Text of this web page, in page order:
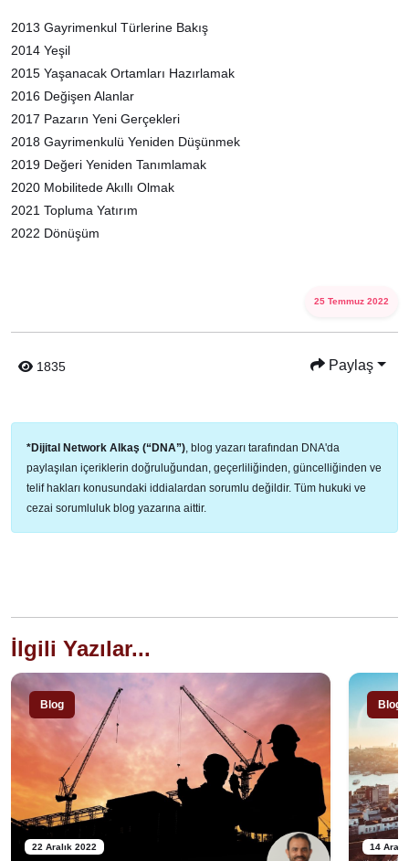
2013 Gayrimenkul Türlerine Bakış
2014 Yeşil
2015 Yaşanacak Ortamları Hazırlamak
2016 Değişen Alanlar
2017 Pazarın Yeni Gerçekleri
2018 Gayrimenkulü Yeniden Düşünmek
2019 Değeri Yeniden Tanımlamak
2020 Mobilitede Akıllı Olmak
2021 Topluma Yatırım
2022 Dönüşüm
25 Temmuz 2022
1835 Paylaş
*Dijital Network Alkaş (“DNA”), blog yazarı tarafından DNA'da
paylaşılan içeriklerin doğruluğundan, geçerliliğinden, güncelliğinden ve
telif hakları konusundaki iddialardan sorumlu değildir. Tüm hukuki ve
cezai sorumluluk blog yazarına aittir.
İlgili Yazılar...
Blog
22 Aralık 2022
Blog
14